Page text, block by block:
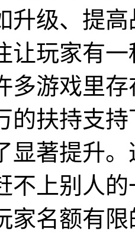
升级、提
让玩家有
多游戏里
的扶持支
显著提升
不上别人
家名额有